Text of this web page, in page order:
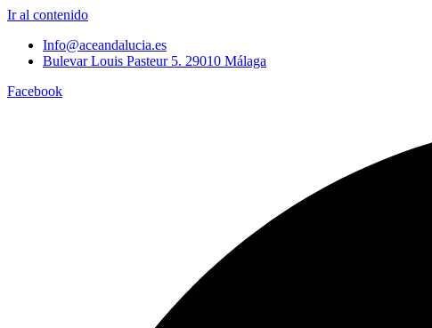
Ir al contenido
Info@aceandalucia.es
Bulevar Louis Pasteur 5. 29010 Málaga
Facebook